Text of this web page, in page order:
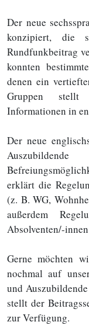
Der neue
konzipiert, die
Rundfunkbeitrag
konnten
denen ein
Gruppen stellt
Informationen in
Der neue
erklärt die
(z. B. WG,
außerdem
Absolventen/-
Gerne möchten
nochmal auf
und
stellt der
zur Verfügung.